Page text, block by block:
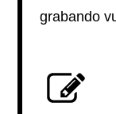
grabando